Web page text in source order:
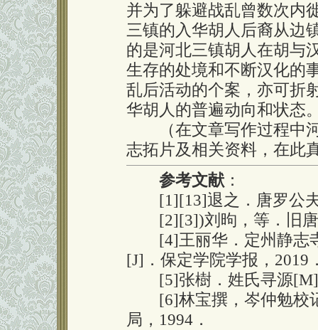
并为了躲避战乱曾数次内
三镇的入华胡人后裔从边
的是河北三镇胡人在胡与
生存的处境和不断汉化的
乱后活动的个案，亦可折
华胡人的普遍动向和状态
（在文章写作过程中河
志拓片及相关资料，在此
参考文献 ：
[1][13]退之．唐罗公夫
[2][3])刘昫，等．旧唐
[4]王丽华．定州静志
[J]．保定学院学报，2019
[5]张樹．姓氏寻源[M]
[6]林宝撰，岑仲勉校
局，1994．